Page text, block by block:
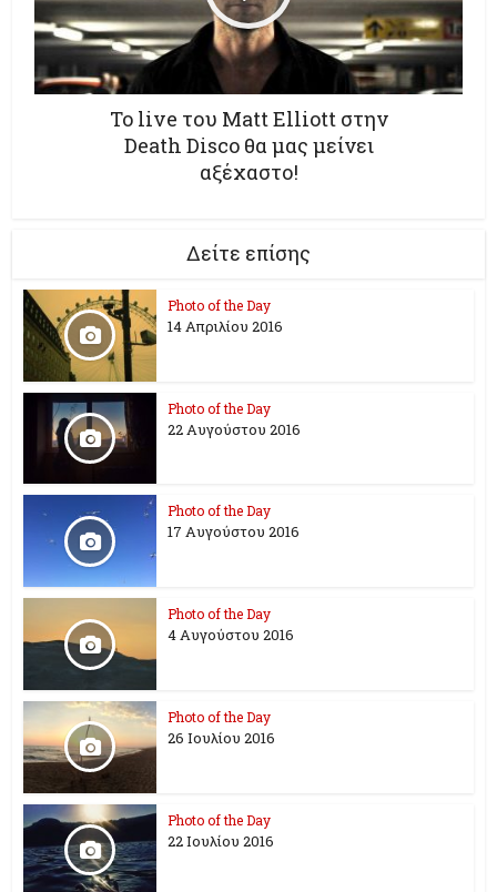
To live του Matt Elliott στην
Death Disco θα μας μείνει
αξέχαστο!
Δείτε επίσης
Photo of the Day
14 Απριλίου 2016
Photo of the Day
22 Αυγούστου 2016
Photo of the Day
17 Aυγούστου 2016
Photo of the Day
4 Αυγούστου 2016
Photo of the Day
26 Ioυλίου 2016
Photo of the Day
22 Ιουλίου 2016